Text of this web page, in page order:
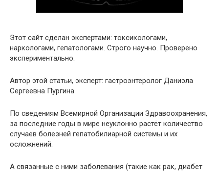
Этот сайт сделан экспертами: токсикологами,
наркологами, гепатологами. Строго научно. Проверено
экспериментально.
Автор этой статьи, эксперт: гастроэнтеролог Даниэла
Сергеевна Пургина
По сведениям Всемирной Организации Здравоохранения,
за последние годы в мире неуклонно растёт количество
случаев болезней гепатобилиарной системы и их
осложнений.
А связанные с ними заболевания (такие как рак, диабет